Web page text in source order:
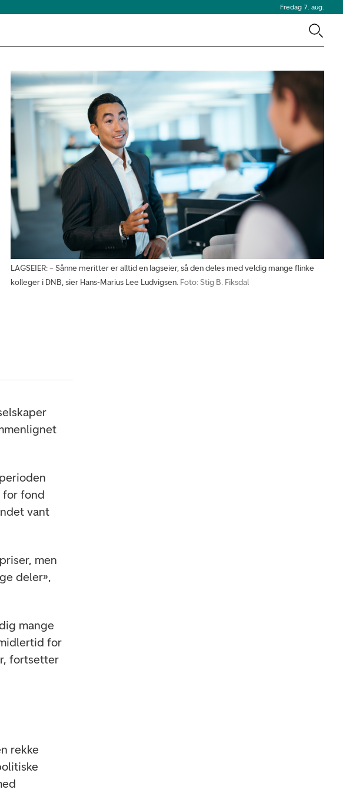
Fredag 7. aug.
LAGSEIER: – Sånne meritter er alltid en lagseier, så den deles med veldig mange flinke
kolleger i DNB, sier Hans-Marius Lee Ludvigsen. Foto: Stig B. Fiksdal
for fond
vant
men
deler»,
mange
for
fortsetter
rekke